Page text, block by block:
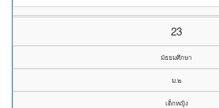
23
มัธยมศึกษา
ม.๒
เด็กหญิง